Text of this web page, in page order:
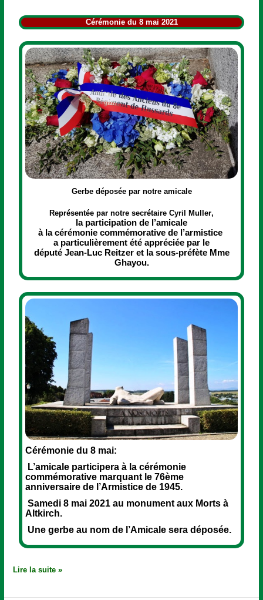
Cérémonie du 8 mai 2021
Gerbe déposée par notre amicale
Représentée par notre secrétaire Cyril Muller,
la participation de l’amicale
à la cérémonie commémorative de l’armistice
a particulièrement été appréciée par le
député Jean-Luc Reitzer et lasous-préfète Mme
Ghayou.
Cérémonie du 8 mai:
L’amicale participera à la cérémonie
commémorative marquant le 76ème
anniversaire de l’Armistice de 1945.
Samedi 8 mai 2021 au monument aux Morts à
Altkirch.
Une gerbe au nom de l’Amicale sera déposée.
Lire la suite »